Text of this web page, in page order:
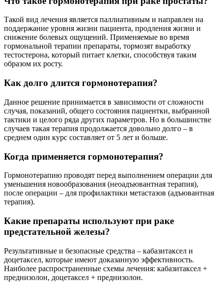
Такой вид лечения является паллиативным и направлен на
поддержание уровня жизни пациента, продления жизни и
снижение болевых ощущений. Применяемые во время
гормональной терапии препараты, тормозят выработку
тестостерона, который питает клетки, способствуя таким
образом их росту.
Как долго длится гормонотерапия?
Данное решение принимается в зависимости от сложности
случая, показаний, общего состояния пациентки, выбранной
тактики и целого ряда других параметров. Но в большинстве
случаев такая терапия продолжается довольно долго – в
среднем один курс составляет от 5 лет и больше.
Когда применяется гормонотерапия?
Гормонотерапию проводят перед выполнением операции для
уменьшения новообразования (неоадъювантная терапия),
после операции – для профилактики метастазов (адъювантная
терапия).
Какие препараты используют при раке
предстательной железы?
Результативные и безопасные средства – кабазитаксел и
доцетаксел, которые имеют доказанную эффективность.
Наиболее распространенные схемы лечения: кабазитаксел +
преднизолон, доцетаксел + преднизолон.